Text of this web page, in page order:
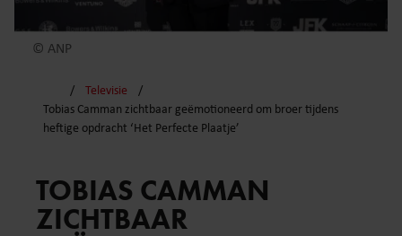
© ANP
Televisie
Tobias Camman zichtbaar geëmotioneerd om broer tijdens
heftige opdracht ‘Het Perfecte Plaatje’
TOBIAS CAMMAN
ZICHTBAAR